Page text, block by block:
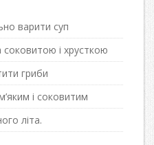
варити суп
і хрусткою
гриби
і соковитим
літа.